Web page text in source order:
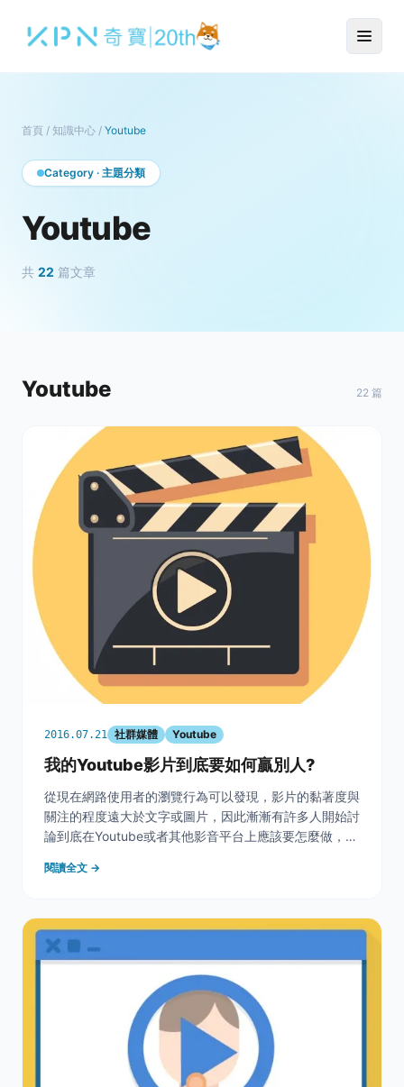
首頁 / 知識中心 / Youtube
Category · 主題分類
Youtube
共 22 篇文章
Youtube 22 篇
2016.07.21 社群媒體 Youtube
我的Youtube影片到底要如何贏別人?
從現在網路使用者的瀏覽行為可以發現，影片的黏著度與
關注的程度遠大於文字或圖片，因此漸漸有許多人開始討
論到底在Youtube或者其他影音平台上應該要怎麼做，才
壇Reddit的熱門主題：「我的影片到底要如何打贏別人
閱讀全文 →